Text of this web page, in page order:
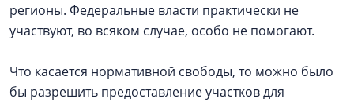
регионы. Федеральные власти практически не
участвуют, во всяком случае, особо не помогают.
Что касается нормативной свободы, то можно было
бы разрешить предоставление участков для